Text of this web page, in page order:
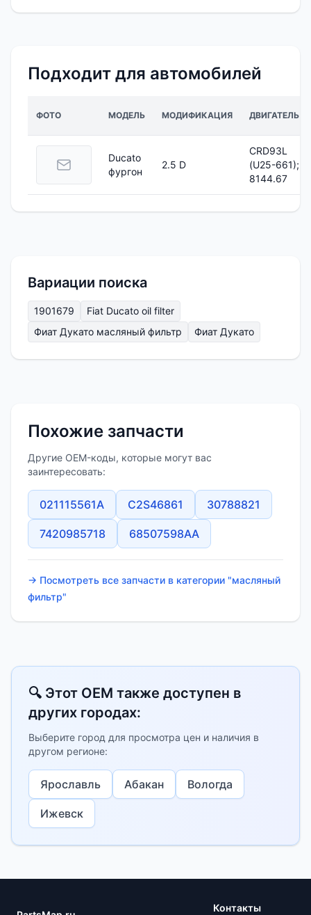
Подходит для автомобилей
ФОТО МОДЕЛЬ МОДИФИКАЦИЯ ДВИГАТЕЛЬ
Ducato
фургон
2.5 D
CRD93L
(U25-661);
8144.67
Вариации поиска
1901679
Fiat Ducato oil filter
Фиат Дукато масляный фильтр
Фиат Дукато
Похожие запчасти
Другие OEM-коды, которые могут вас
заинтересовать:
021115561A C2S46861 30788821
7420985718 68507598AA
→ Посмотреть все запчасти в категории "масляный
фильтр"
🔍 Этот OEM также доступен в
других городах:
Выберите город для просмотра цен и наличия в
другом регионе:
Ярославль Абакан Вологда
Ижевск
Контакты